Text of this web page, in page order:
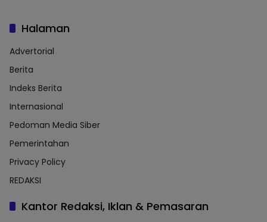
Halaman
Advertorial
Berita
Indeks Berita
Internasional
Pedoman Media Siber
Pemerintahan
Privacy Policy
REDAKSI
Kantor Redaksi, Iklan & Pemasaran